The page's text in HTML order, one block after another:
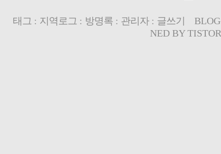
태그 : 지역로그 : 방명록: 관리자: 글쓰기
NED BY